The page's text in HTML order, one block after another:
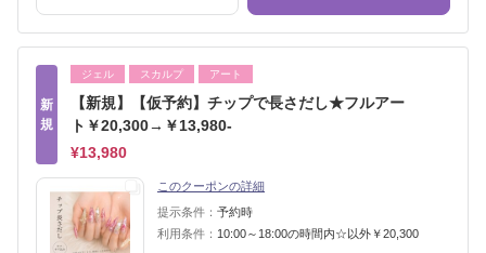
新
規
ジェル スカルプ アート
【新規】【仮予約】チップで長さだし★フルアー
ト￥20,300→￥13,980-
¥13,980
このクーポンの詳細
提示条件： 予約時
利用条件： 10:00～18:00の時間内☆以外￥20,300